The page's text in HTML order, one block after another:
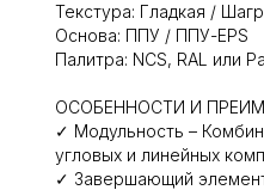
Текстура: Гладкая /
Основа: ППУ / ППУ-EPS
Палитра: NCS, RAL или
ОСОБЕННОСТИ И
✓ Модульность –
угловых и линейных
✓ Завершающий